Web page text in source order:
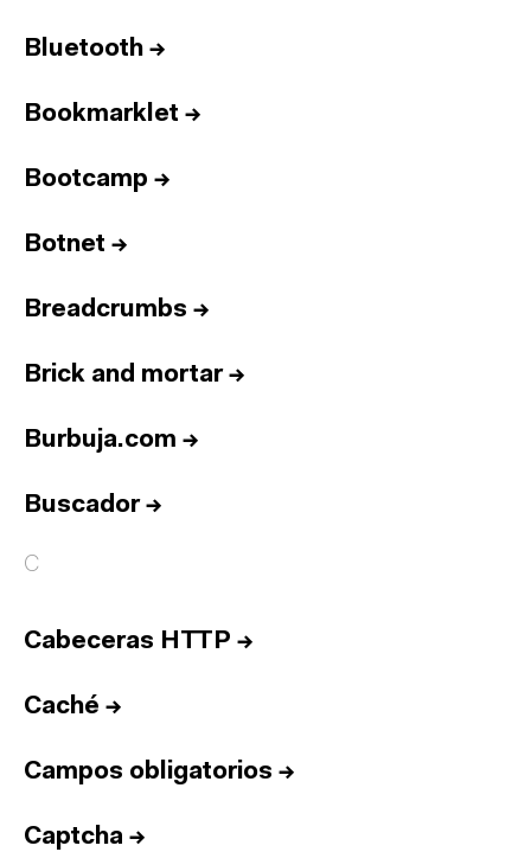
Bluetooth →
Bookmarklet →
Bootcamp →
Botnet →
Breadcrumbs →
Brick and mortar→
Burbuja.com →
Buscador→
C
Cabeceras HTTP →
Caché →
Campos obligatorios →
Captcha →